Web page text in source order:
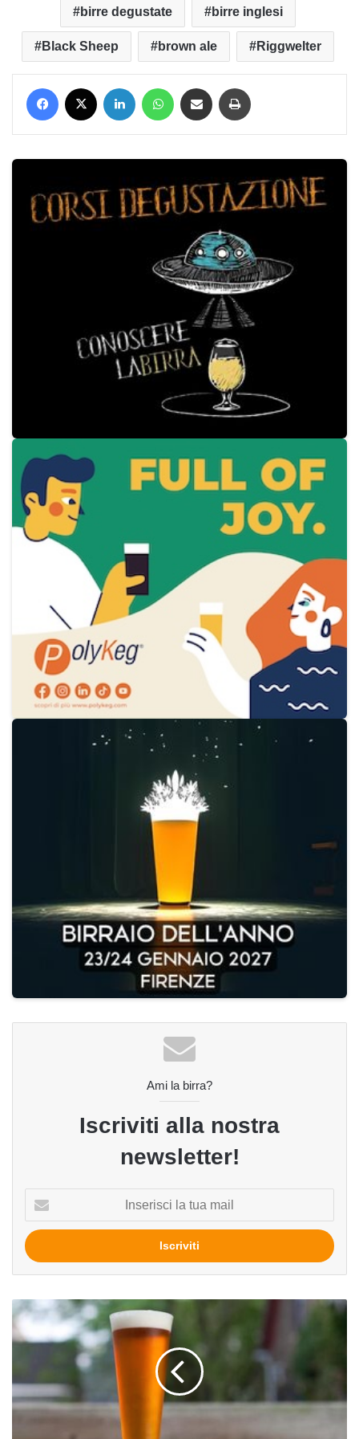
birre degustate birre inglesi
Black Sheep brown ale Riggwelter
Facebook LinkedIn WhatsApp Condividi via mail
Ami la birra?
Iscriviti alla nostra
newsletter!
tua
mail
Pilsener,
e
denominazione